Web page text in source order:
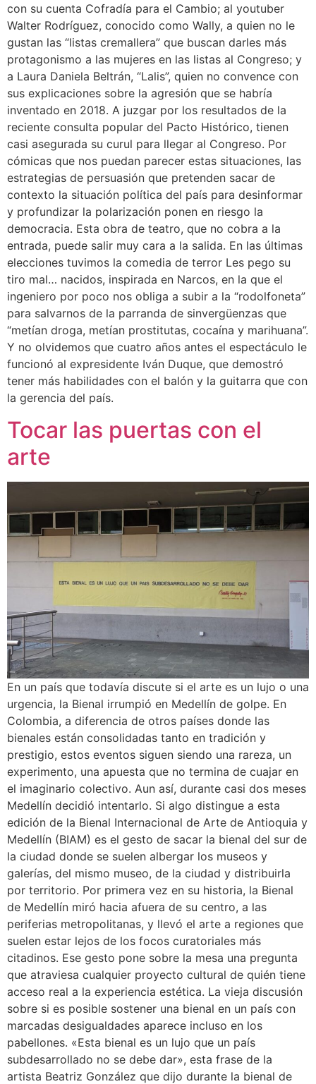
con su cuenta Cofradía para el Cambio; al youtuber
Walter Rodríguez, conocido como Wally, a quien no le
gustan las “listas cremallera” que buscan darles más
protagonismo a las mujeres en las listas al Congreso; y
a Laura Daniela Beltrán, “Lalis”, quien no convence con
sus explicaciones sobre la agresión que se habría
inventado en 2018. A juzgar por los resultados de la
reciente consulta popular del Pacto Histórico, tienen
casi asegurada su curul para llegar al Congreso. Por
cómicas que nos puedan parecer estas situaciones, las
estrategias de persuasión que pretenden sacar de
contexto la situación política del país para desinformar
y profundizar la polarización ponen en riesgo la
democracia. Esta obra de teatro, que no cobra a la
entrada, puede salir muy cara a la salida. En las últimas
elecciones tuvimos la comedia de terror Les pego su
tiro mal… nacidos, inspirada en Narcos, en la que el
ingeniero por poco nos obliga a subir a la “rodolfoneta”
para salvarnos de la parranda de sinvergüenzas que
“metían droga, metían prostitutas, cocaína y marihuana”.
Y no olvidemos que cuatro años antes el espectáculo le
funcionó al expresidente Iván Duque, que demostró
tener más habilidades con el balón y la guitarra que con
la gerencia del país.
Tocar las puertas con el
arte
En un país que todavía discute si el arte es un lujo o una
urgencia, la Bienal irrumpió en Medellín de golpe. En
Colombia, a diferencia de otros países donde las
bienales están consolidadas tanto en tradición y
prestigio, estos eventos siguen siendo una rareza, un
experimento, una apuesta que no termina de cuajar en
el imaginario colectivo. Aun así, durante casi dos meses
Medellín decidió intentarlo. Si algo distingue a esta
edición de la Bienal Internacional de Arte de Antioquia y
Medellín (BIAM) es el gesto de sacar la bienal del sur de
la ciudad donde se suelen albergar los museos y
galerías, del mismo museo, de la ciudad y distribuirla
por territorio. Por primera vez en su historia, la Bienal
de Medellín miró hacia afuera de su centro, a las
periferias metropolitanas, y llevó el arte a regiones que
suelen estar lejos de los focos curatoriales más
citadinos. Ese gesto pone sobre la mesa una pregunta
que atraviesa cualquier proyecto cultural de quién tiene
acceso real a la experiencia estética. La vieja discusión
sobre si es posible sostener una bienal en un país con
marcadas desigualdades aparece incluso en los
pabellones. «Esta bienal es un lujo que un país
subdesarrollado no se debe dar», esta frase de la
artista Beatriz González que dijo durante la bienal de